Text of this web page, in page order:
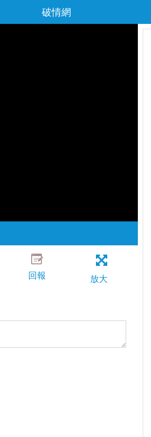
破情網
回報 放大